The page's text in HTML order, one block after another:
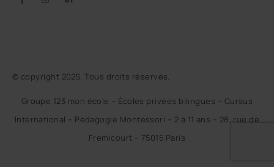
© copyright 2025. Tous droits réservés.
Groupe 123 mon école – Écoles privées bilingues – Cursus
International – Pédagogie Montessori – 2 à 11 ans – 28, rue de
Fremicourt – 75015 Paris